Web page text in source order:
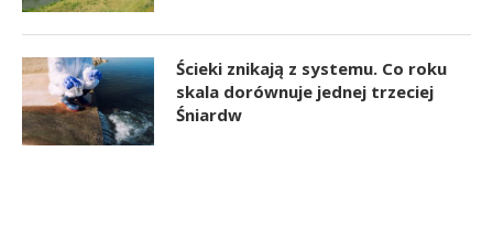
Ścieki znikają z systemu. Co roku
skala dorównuje jednej trzeciej
Śniardw